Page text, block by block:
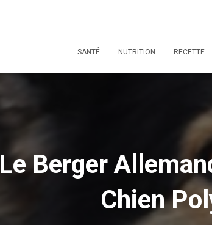
SANTÉ NUTRITION RECETTE
Le Berger
Chien